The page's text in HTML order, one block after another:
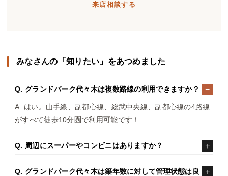
来店相談する
みなさんの「知りたい」をあつめました
Q. グランドパーク代々木は複数路線の利用できますか？
A. はい。山手線、副都心線、総武中央線、副都心線の4路線
がすべて徒歩10分圏で利用可能です！
Q. 周辺にスーパーやコンビニはありますか？
Q. グランドパーク代々木は築年数に対して管理状態は良